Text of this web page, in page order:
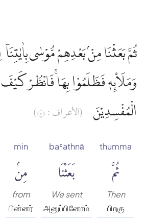
ثُمَّ بَعَثْنَا مِنْۢ بَعْدِهِمْ مُّوْسٰى
وَمَلَا۟ىِٕهٖ فَظَلَمُوْا بِهَاۚ فَانْظُرْ
الْمُفْسِدِيْنَ
(الأعراف : ٧)
thumma
ثُمَّ
Then
பிறகு
baʿathnā
بَعَثْنَا
We sent
அனுப்பினோம்
min
مِنۢ
from
பின்னர்